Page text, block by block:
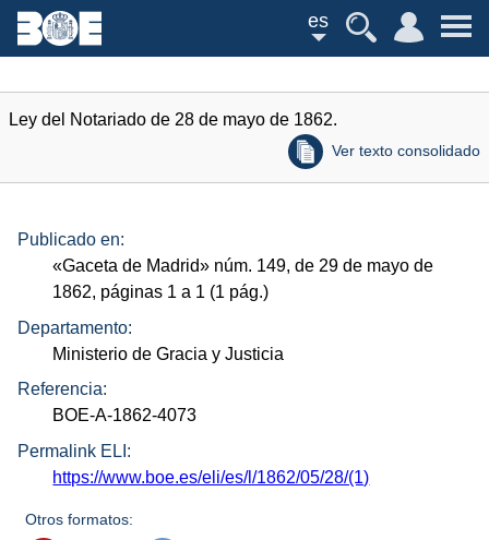
es
Ley del Notariado de 28 de mayo de 1862.
Ver texto consolidado
Publicado en:
«Gaceta de Madrid» núm. 149, de 29 de mayo de
1862, páginas 1 a 1 (1 pág.)
Departamento:
Ministerio de Gracia y Justicia
Referencia:
BOE-A-1862-4073
Permalink ELI:
https://www.boe.es/eli/es/l/1862/05/28/(1)
Otros formatos: